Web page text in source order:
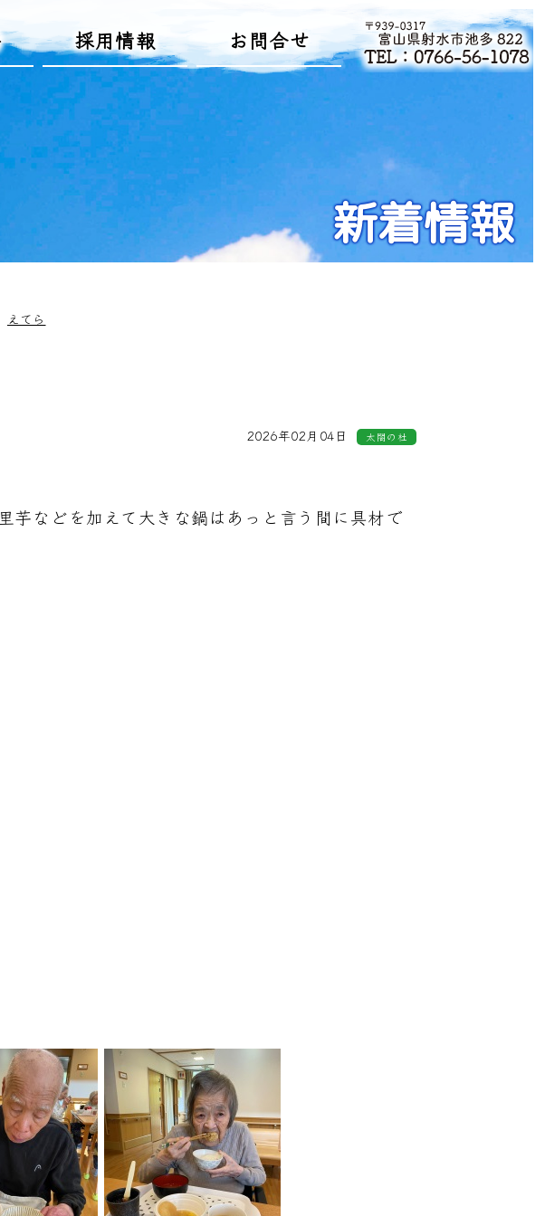
採用情報 お問合せ
新着情報
えてら
2026年02月04日 太閤の杜
芋などを加えて大きな鍋はあっと言う間に具材で